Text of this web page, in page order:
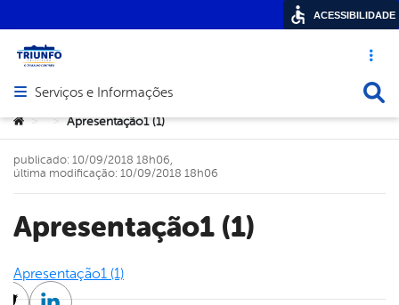
Acesso
Abrir menu principal de navegação
Serviços e Informações
Você está aqui:
> > Apresentação1 (1)
Apresentação1 (1)
publicado: 10/09/2018 18h06,
última modificação: 10/09/2018 18h06
Apresentação1 (1)
ACESSIBILIDADE